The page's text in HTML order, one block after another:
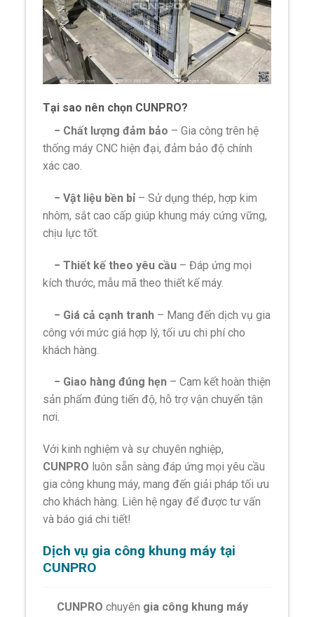
Tại sao nên chọn CUNPRO?
− Chất lượng đảm bảo – Gia công trên hệ
thống máy CNC hiện đại, đảm bảo độ chính
xác cao.
− Vật liệu bền bỉ – Sử dụng thép, hợp kim
nhôm, sắt cao cấp giúp khung máy cứng vững,
chịu lực tốt.
− Thiết kế theo yêu cầu – Đáp ứng mọi
kích thước, mẫu mã theo thiết kế máy.
− Giá cả cạnh tranh – Mang đến dịch vụ gia
công với mức giá hợp lý, tối ưu chi phí cho
khách hàng.
− Giao hàng đúng hẹn – Cam kết hoàn thiện
sản phẩm đúng tiến độ, hỗ trợ vận chuyển tận
nơi.
Với kinh nghiệm và sự chuyên nghiệp,
CUNPRO luôn sẵn sàng đáp ứng mọi yêu cầu
gia công khung máy, mang đến giải pháp tối ưu
cho khách hàng. Liên hệ ngay để được tư vấn
và báo giá chi tiết!
Dịch vụ gia công khung máy tại
CUNPRO
CUNPRO chuyên gia công khung máy